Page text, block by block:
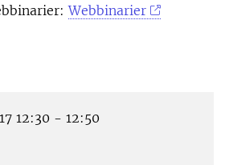
Webbinarier
12:30 - 12:50